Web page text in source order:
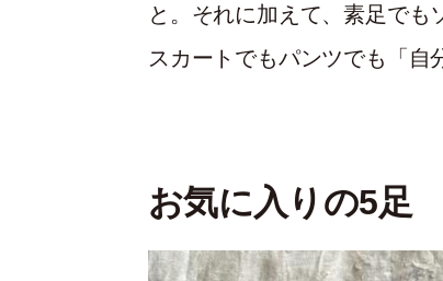
と。それに加えて、素足でも
スカートでもパンツでも「自
お気に入りの5足